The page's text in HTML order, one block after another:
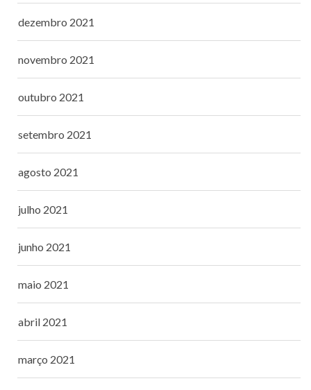
dezembro 2021
novembro 2021
outubro 2021
setembro 2021
agosto 2021
julho 2021
junho 2021
maio 2021
abril 2021
março 2021